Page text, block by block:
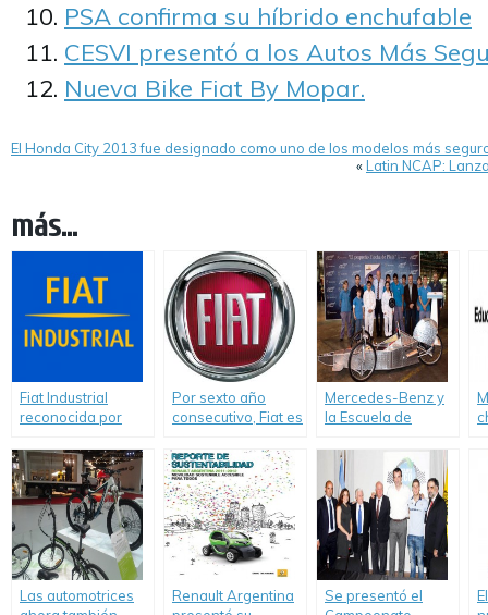
PSA confirma su híbrido enchufable
CESVI presentó a los Autos Más
Nueva Bike Fiat By Mopar.
El Honda City 2013 fue designado como uno de los modelos más
«Latin NCAP:
más...
Fiat Industrial
reconocida por
empresas líderes
por la
comunicación en la
lucha contra los
cambios climáticos.
Por sexto año
consecutivo, Fiat es
menores
emisiones de CO2
en Europa.
Mercedes-Benz y
la Escuela de
Fundación Fangio
participan en la
primera
competencia de
prototipos de autos
ecológicos:
Desafío ECO.
Las automotrices
Renault Argentina
Se presentó el